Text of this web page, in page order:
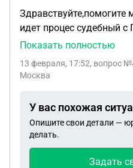
документы?! Заранее
Здравствуйте,помогите
идет процес судебный
решения мне судья
давности. И собрать
Показать полностью
13 февраля, 17:52, вопрос
Москва
У вас похожая
Опишите свои детали —
делать.
Задать